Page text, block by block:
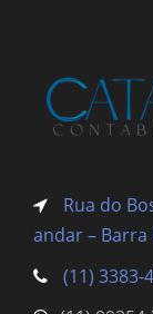
Rua do
andar – Barra
(11) 3383-